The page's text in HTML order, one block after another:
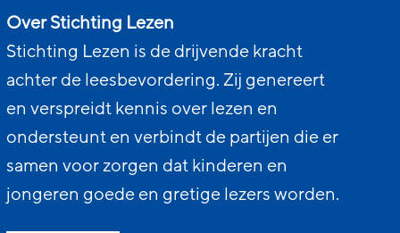
Over Stichting Lezen
Stichting Lezen is de drijvende kracht
achter de leesbevordering. Zij genereert
en verspreidt kennis over lezen en
ondersteunt en verbindt de partijen die er
samen voor zorgen dat kinderen en
jongeren goede en gretige lezers worden.